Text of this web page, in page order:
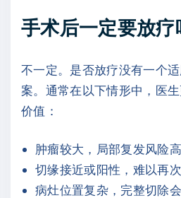
手术后一定要放疗
不一定。是否放疗没有一个
案。通常在以下情形中，医
价值：
肿瘤较大，局部复发风险高
切缘接近或阳性，难以再
病灶位置复杂，完整切除